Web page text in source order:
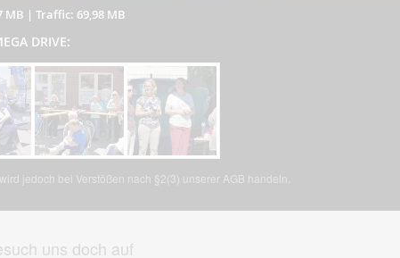
MB | Traffic: 69,98 MB
DRIVE:
jedoch bei Verstößen nach §2(3) unserer AGB handeln.
uns doch auf